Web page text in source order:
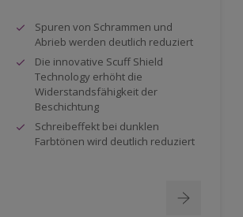
Spuren von Schrammen und
Abrieb werden deutlich reduziert
Die innovative Scuff Shield
Technology erhöht die
Widerstandsfähigkeit der
Beschichtung
Schreibeffekt bei dunklen
Farbtönen wird deutlich reduziert